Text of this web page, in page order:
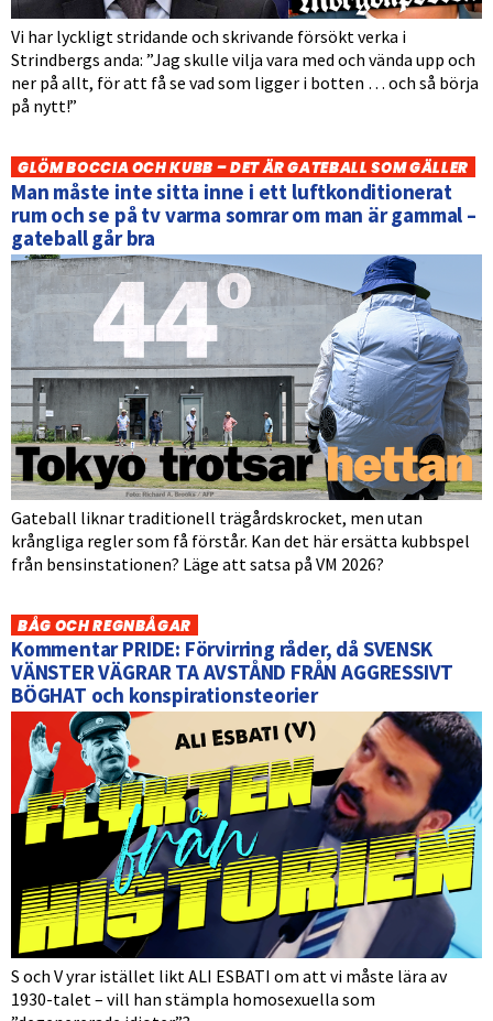
Vi har lyckligt stridande och skrivande försökt verka i
Strindbergs anda: ”Jag skulle vilja vara med och vända upp och
ner på allt, för att få se vad som ligger i botten … och så börja
på nytt!”
GLÖM BOCCIA OCH KUBB – DET ÄR GATEBALL SOM GÄLLER
Man måste inte sitta inne i ett luftkonditionerat
rum och se på tv varma somrar om man är gammal –
gateball går bra
Gateball liknar traditionell trägårdskrocket, men utan
krångliga regler som få förstår. Kan det här ersätta kubbspel
från bensinstationen? Läge att satsa på VM 2026?
BÅG OCH REGNBÅGAR
Kommentar PRIDE: Förvirring råder, då SVENSK
VÄNSTER VÄGRAR TA AVSTÅND FRÅN AGGRESSIVT
BÖGHAT och konspirationsteorier
S och V yrar istället likt ALI ESBATI om att vi måste lära av
1930-talet – vill han stämpla homosexuella som